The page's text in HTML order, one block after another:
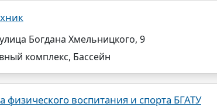
Богдана Хмельницкого, 9
комплекс, Бассейн
физического воспитания и спорта БГАТУ